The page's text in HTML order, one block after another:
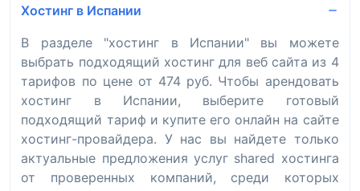
Хостинг в Испании
В разделе "хостинг в Испании" вы можете
выбрать подходящий хостинг для веб сайта из 4
тарифов по цене от 474 руб. Чтобы арендовать
хостинг в Испании, выберите готовый
подходящий тариф и купите его онлайн на сайте
хостинг-провайдера. У нас вы найдете только
актуальные предложения услуг shared хостинга
от проверенных компаний, среди которых